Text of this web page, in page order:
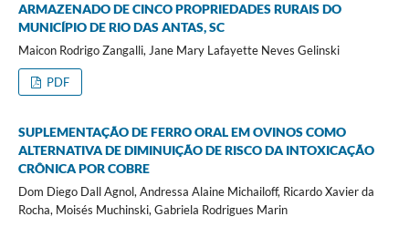
ARMAZENADO DE CINCO PROPRIEDADES RURAIS DO
MUNICÍPIO DE RIO DAS ANTAS, SC
Maicon Rodrigo Zangalli, Jane Mary Lafayette Neves Gelinski
PDF
SUPLEMENTAÇÃO DE FERRO ORAL EM OVINOS COMO
ALTERNATIVA DE DIMINUIÇÃO DE RISCO DA INTOXICAÇÃO
CRÔNICA POR COBRE
Dom Diego Dall Agnol, Andressa Alaine Michailoff, Ricardo Xavier da
Rocha, Moisés Muchinski, Gabriela Rodrigues Marin